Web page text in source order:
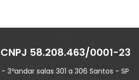
CNPJ 58.208.463/0001-23
3ºandar salas 301 a 306 Santos - SP